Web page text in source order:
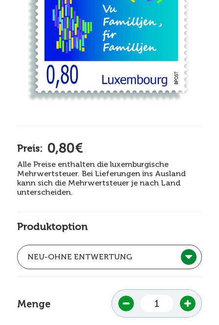
Preis: 0,80€
Alle Preise enthalten die luxemburgische
Mehrwertsteuer. Bei Lieferungen ins Ausland
kann sich die Mehrwertsteuer je nach Land
unterscheiden.
Produktoption
Menge